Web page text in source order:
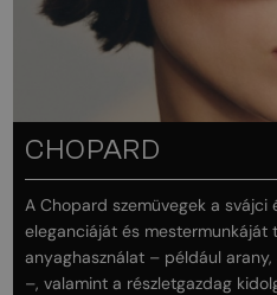
CHOPARD
A Chopard szemüvegek a svájci
eleganciáját és mestermunkáját
anyaghasználat – például
–, valamint a részletgazdag